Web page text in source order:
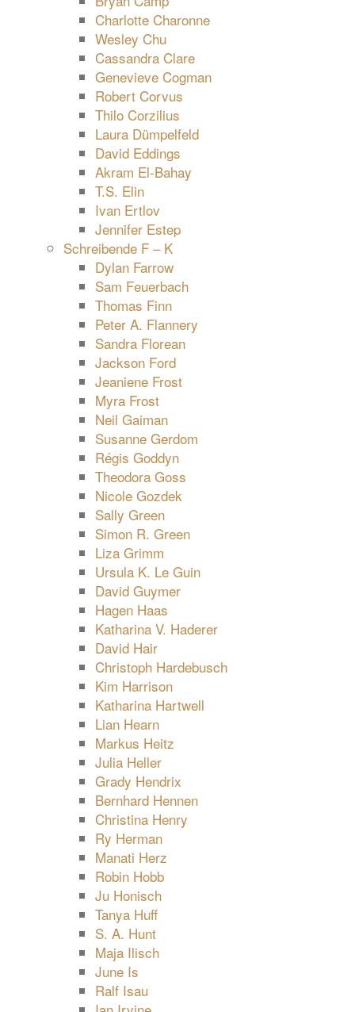
Charlotte Charonne
Wesley Chu
Cassandra Clare
Genevieve Cogman
Robert Corvus
Thilo Corzilius
Laura Dümpelfeld
David Eddings
Akram El-Bahay
T.S. Elin
Ivan Ertlov
Jennifer Estep
Schreibende F – K
Dylan Farrow
Sam Feuerbach
Thomas Finn
Peter A. Flannery
Sandra Florean
Jackson Ford
Jeaniene Frost
Myra Frost
Neil Gaiman
Susanne Gerdom
Régis Goddyn
Theodora Goss
Nicole Gozdek
Sally Green
Simon R. Green
Liza Grimm
Ursula K. Le Guin
David Guymer
Hagen Haas
Katharina V. Haderer
David Hair
Christoph Hardebusch
Kim Harrison
Katharina Hartwell
Lian Hearn
Markus Heitz
Julia Heller
Grady Hendrix
Bernhard Hennen
Christina Henry
Ry Herman
Manati Herz
Robin Hobb
Ju Honisch
Tanya Huff
S. A. Hunt
Maja Ilisch
June Is
Ralf Isau